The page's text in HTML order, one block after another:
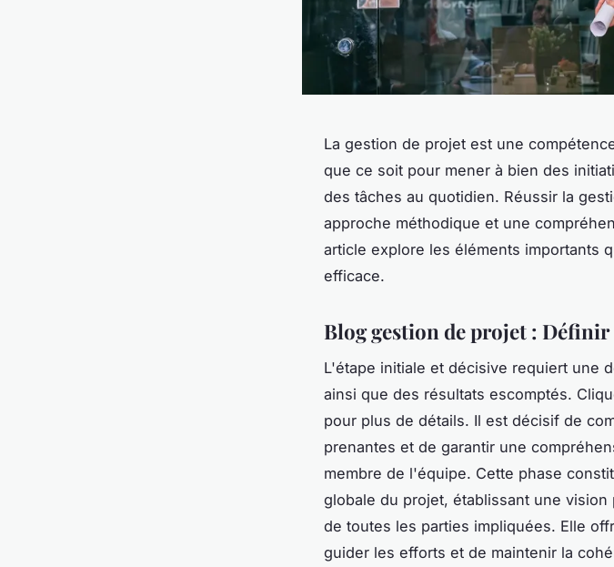
La gestion de projet est une
que ce soit pour mener à bien des
des tâches au quotidien. Réussir la
approche méthodique et une
article explore les éléments importants
efficace.
Blog gestion de projet :
L'étape initiale et décisive requiert une
ainsi que des résultats escomptés.
pour plus de détails. Il est décisif de
prenantes et de garantir une
membre de l'équipe. Cette phase
globale du projet, établissant une
de toutes les parties impliquées. Elle
guider les efforts et de maintenir la